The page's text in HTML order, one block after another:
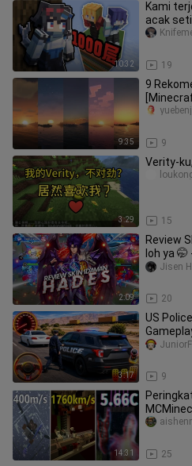
10:32
Kami
acak
19
9:35
9
Unduh
9
3:29
Verity-
15
2:09
Review
loh ya
Kings
20
Jisen
3:17
US
Tutorial
9
14:31 25